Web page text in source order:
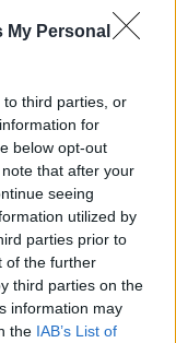
My Personal
third parties, or
for
below opt-out
that after your
seeing
utilized by
parties prior to
of the further
third parties on the
information may
the IAB’s List of
a